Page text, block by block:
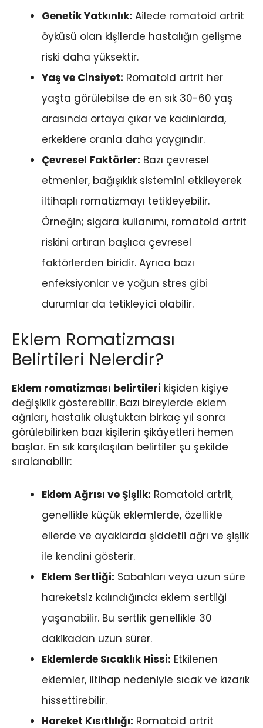
Genetik Yatkınlık: Ailede romatoid artrit
öyküsü olan kişilerde hastalığın gelişme
riski daha yüksektir.
Yaş ve Cinsiyet: Romatoid artrit her
yaşta görülebilse de en sık 30-60 yaş
arasında ortaya çıkar ve kadınlarda,
erkeklere oranla daha yaygındır.
Çevresel Faktörler: Bazı çevresel
etmenler, bağışıklık sistemini etkileyerek
iltihaplı romatizmayı tetikleyebilir.
Örneğin; sigara kullanımı, romatoid artrit
riskini artıran başlıca çevresel
faktörlerden biridir. Ayrıca bazı
enfeksiyonlar ve yoğun stres gibi
durumlar da tetikleyici olabilir.
Eklem Romatizması
Belirtileri Nelerdir?
Eklem romatizması belirtileri kişiden kişiye
değişiklik gösterebilir. Bazı bireylerde eklem
ağrıları, hastalık oluştuktan birkaç yıl sonra
görülebilirken bazı kişilerin şikâyetleri hemen
başlar. En sık karşılaşılan belirtiler şu şekilde
sıralanabilir:
Eklem Ağrısı ve Şişlik: Romatoid artrit,
genellikle küçük eklemlerde, özellikle
ellerde ve ayaklarda şiddetli ağrı ve şişlik
ile kendini gösterir.
Eklem Sertliği: Sabahları veya uzun süre
hareketsiz kalındığında eklem sertliği
yaşanabilir. Bu sertlik genellikle 30
dakikadan uzun sürer.
Eklemlerde Sıcaklık Hissi: Etkilenen
eklemler, iltihap nedeniyle sıcak ve kızarık
hissettirebilir.
Hareket Kısıtlılığı: Romatoid artrit